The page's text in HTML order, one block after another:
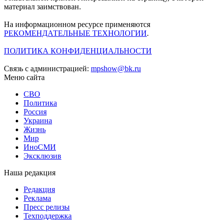
материал заимствован.
На информационном ресурсе применяются
РЕКОМЕНДАТЕЛЬНЫЕ ТЕХНОЛОГИИ.
ПОЛИТИКА КОНФИДЕНЦИАЛЬНОСТИ
Связь с администрацией: mpshow@bk.ru
Меню сайта
СВО
Политика
Россия
Украина
Жизнь
Мир
ИноСМИ
Эксклюзив
Наша редакция
Редакция
Реклама
Пресс релизы
Техподдержка